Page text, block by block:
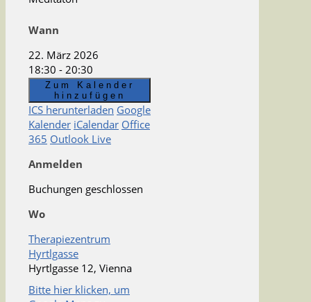
Bitte hier klicken, um
Wann
22. März 2026
18:30 - 20:30
Zum Kalender
hinzufügen
ICS herunterladen Google
Kalender iCalendar Office
365 Outlook Live
Anmelden
Buchungen geschlossen
Wo
Therapiezentrum
Hyrtlgasse
Hyrtlgasse 12, Vienna